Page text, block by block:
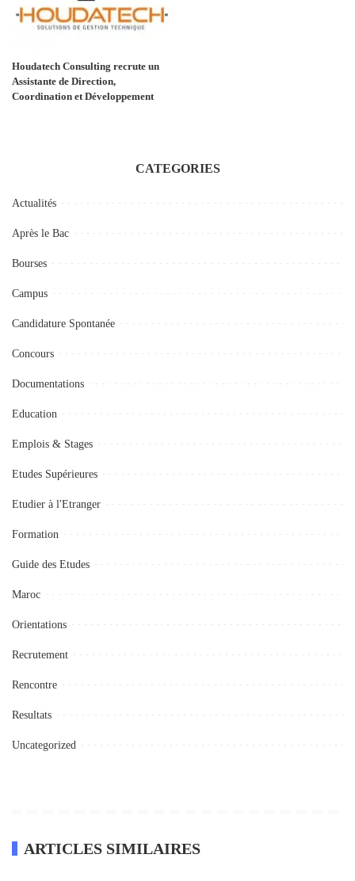
Houdatech Consulting recrute un
Assistante de Direction,
Coordination et Développement
CATEGORIES
Actualités
Après le Bac
Bourses
Campus
Candidature Spontanée
Concours
Documentations
Education
Emplois & Stages
Etudes Supérieures
Etudier à l'Etranger
Formation
Guide des Etudes
Maroc
Orientations
Recrutement
Rencontre
Resultats
Uncategorized
ARTICLES SIMILAIRES